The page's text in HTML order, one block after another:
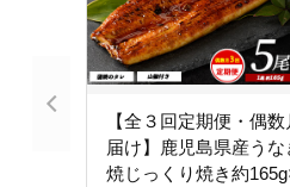
【全３回定期便・偶数
届け】鹿児島県産うな
焼じっくり焼き約